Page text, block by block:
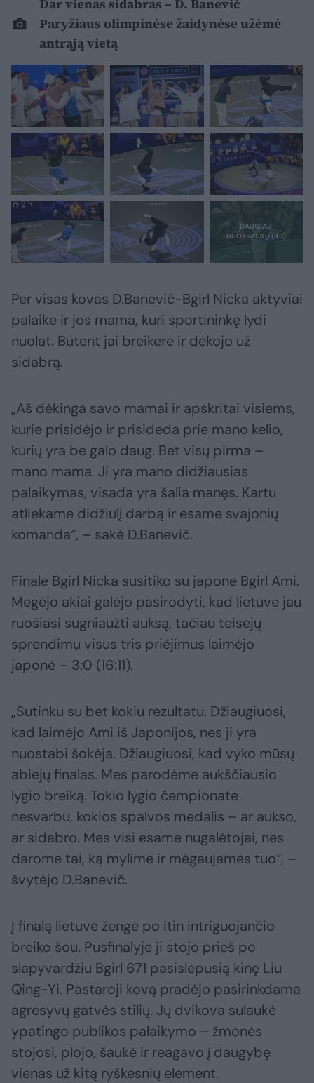
Dar vienas sidabras – D. Banevič
Paryžiaus olimpinėse žaidynėse užėmė
antrąją vietą
Per visas kovas D.Banevič-Bgirl Nicka aktyviai
palaikė ir jos mama, kuri sportininkę lydi
nuolat. Būtent jai breikerė ir dėkojo už
sidabrą.
„Aš dėkinga savo mamai ir apskritai visiems,
kurie prisidėjo ir prisideda prie mano kelio,
kurių yra be galo daug. Bet visų pirma –
mano mama. Ji yra mano didžiausias
palaikymas, visada yra šalia manęs. Kartu
atliekame didžiulį darbą ir esame svajonių
komanda“, – sakė D.Banevič.
Finale Bgirl Nicka susitiko su japone Bgirl Ami.
Mėgėjo akiai galėjo pasirodyti, kad lietuvė jau
ruošiasi sugniaužti auksą, tačiau teisėjų
sprendimu visus tris priėjimus laimėjo
japonė – 3:0 (16:11).
„Sutinku su bet kokiu rezultatu. Džiaugiuosi,
kad laimėjo Ami iš Japonijos, nes ji yra
nuostabi šokėja. Džiaugiuosi, kad vyko mūsų
abiejų finalas. Mes parodėme aukščiausio
lygio breiką. Tokio lygio čempionate
nesvarbu, kokios spalvos medalis – ar aukso,
ar sidabro. Mes visi esame nugalėtojai, nes
darome tai, ką mylime ir mėgaujamės tuo“, –
švytėjo D.Banevič.
Į finalą lietuvė žengė po itin intriguojančio
breiko šou. Pusfinalyje ji stojo prieš po
slapyvardžiu Bgirl 671 pasislėpusią kinę Liu
Qing-Yi. Pastaroji kovą pradėjo pasirinkdama
agresyvų gatvės stilių. Jų dvikova sulaukė
ypatingo publikos palaikymo – žmonės
stojosi, plojo, šaukė ir reagavo į daugybę
vienas už kitą ryškesnių element.